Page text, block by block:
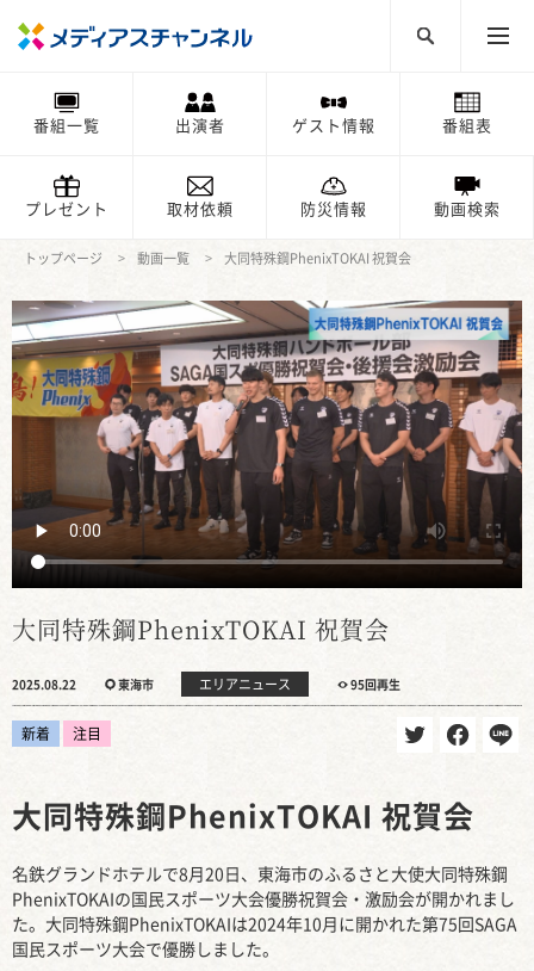
番組一覧 出演者 ゲスト情報 番組表
プレゼント 取材依頼 防災情報 動画検索
トップページ 動画一覧 大同特殊鋼PhenixTOKAI 祝賀会
大同特殊鋼PhenixTOKAI 祝賀会
2025.08.22 東海市 エリアニュース 95回再生
新着 注目
大同特殊鋼PhenixTOKAI 祝賀会
名鉄グランドホテルで8月20日、東海市のふるさと大使大同特殊鋼
PhenixTOKAIの国民スポーツ大会優勝祝賀会・激励会が開かれまし
た。大同特殊鋼PhenixTOKAIは2024年10月に開かれた第75回SAGA
国民スポーツ大会で優勝しました。